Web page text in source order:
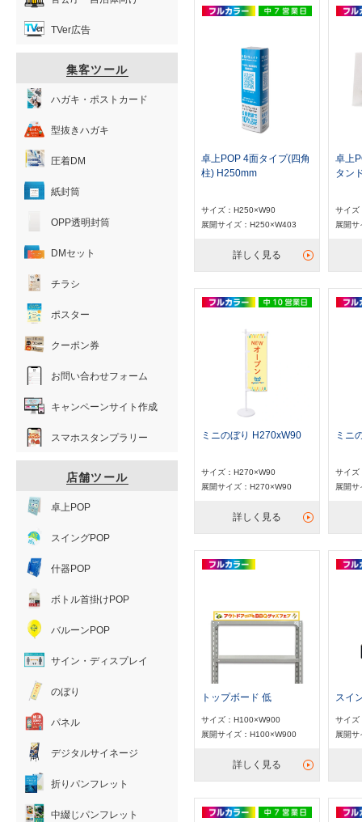
卓上POP 4面タイプ(四角
柱) H250mm
サイズ：H250×W90
展開サイズ：H250×W403
詳しく見る
卓上
タン
サイズ
展開
ミニのぼり H270xW90
サイズ：H270×W90
展開サイズ：H270×W90
詳しく見る
ミニ
サイズ
展開
トップボード 低
サイズ：H100×W900
展開サイズ：H100×W900
詳しく見る
スイ
サイズ
展開
TVer広告
集客ツール
ハガキ・ポストカード
型抜きハガキ
圧着DM
紙封筒
OPP透明封筒
DMセット
チラシ
ポスター
クーポン券
お問い合わせフォーム
キャンペーンサイト作成
スマホスタンプラリー
店舗ツール
卓上POP
スイングPOP
什器POP
ボトル首掛けPOP
バルーンPOP
サイン・ディスプレイ
のぼり
パネル
デジタルサイネージ
折りパンフレット
中綴じパンフレット